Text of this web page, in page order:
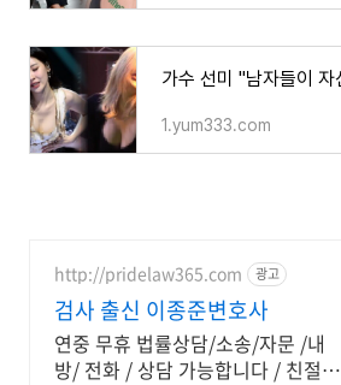
1.yum333.com
http://pridelaw365.com 광고
검사 출신 이종준변호사
연중 무휴 법률상담/소송/자문 /내
방/ 전화 / 상담 가능합니다 / 친절상